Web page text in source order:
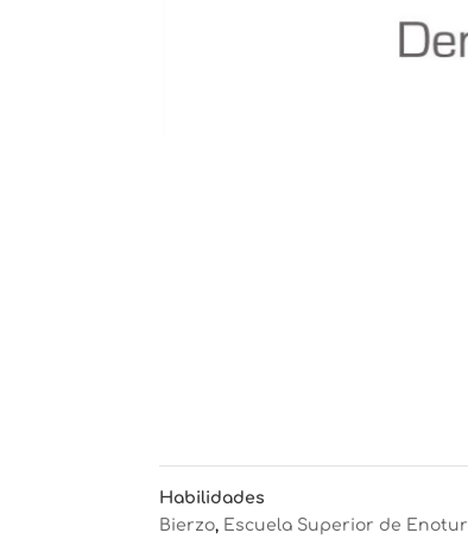
Habilidades
Bierzo, Escuela Superior de